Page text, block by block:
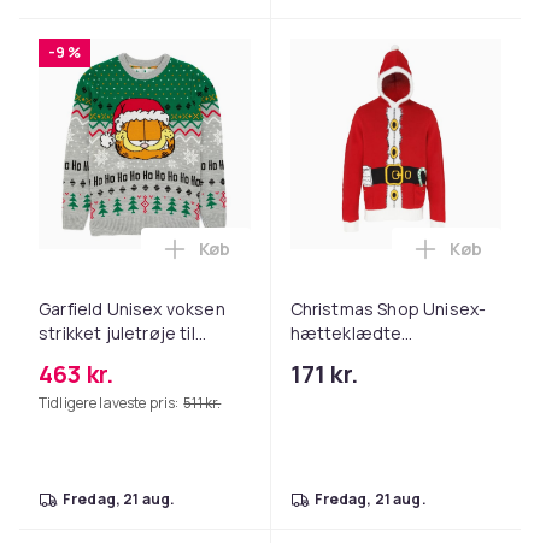
-9 %
Garfield Unisex voksen
strikket juletrøje til
463 kr.
Tidligere laveste pris: 511 kr.
Læg Garfield Unisex voksen strikket
Køb
fredag, 21 aug.
Christmas Shop Unisex-
hætteklædte
med julemandsmønster
171 kr.
Læg
Køb
fredag, 21 aug.